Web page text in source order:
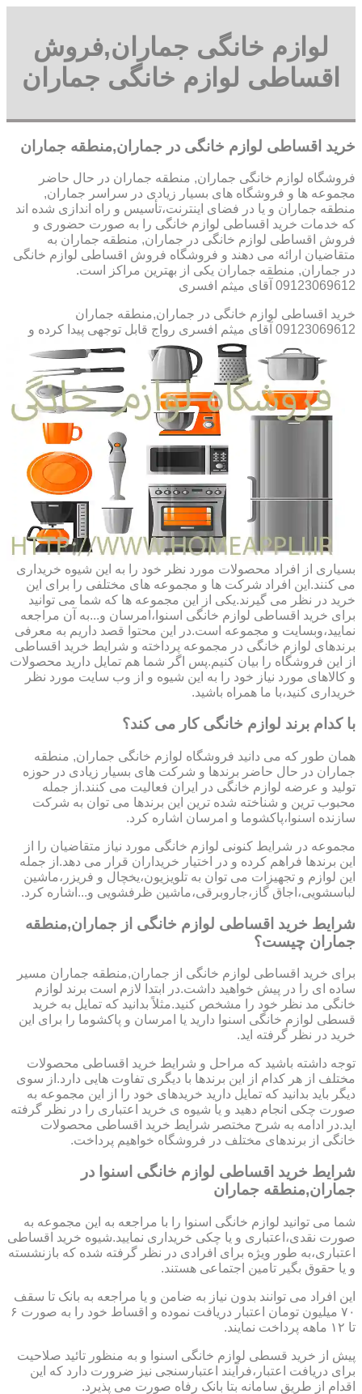
لوازم خانگی جماران,فروش
اقساطی لوازم خانگی جماران
خرید اقساطی لوازم خانگی در جماران,منطقه جماران
فروشگاه لوازم خانگی جماران, منطقه جماران در حال حاضر
مجموعه ها و فروشگاه های بسیار زیادی در سراسر جماران,
منطقه جماران و یا در فضای اینترنت،تأسیس و راه اندازی شده اند
که خدمات خرید اقساطی لوازم خانگی را به صورت حضوری و
فروش اقساطی لوازم خانگی در جماران, منطقه جماران به
متقاضیان ارائه می دهند و فروشگاه فروش اقساطی لوازم خانگی
در جماران, منطقه جماران یکی از بهترین مراکز است.
09123069612 آقای میثم افسری
خرید اقساطی لوازم خانگی در جماران,منطقه جماران
09123069612 آقای میثم افسری
رواج قابل توجهی پیدا کرده و
بسیاری از افراد محصولات مورد نظر خود را به این شیوه خریداری
می کنند.این افراد شرکت ها و مجموعه های مختلفی را برای این
خرید در نظر می گیرند.یکی از این مجموعه ها که شما می توانید
برای خرید اقساطی لوازم خانگی اسنوا،امرسان و...به آن مراجعه
نمایید،وبسایت و مجموعه است.در این محتوا قصد داریم به معرفی
برندهای لوازم خانگی در مجموعه پرداخته و شرایط خرید اقساطی
از این فروشگاه را بیان کنیم.پس اگر شما هم تمایل دارید محصولات
و کالاهای مورد نیاز خود را به این شیوه و از وب سایت مورد نظر
خریداری کنید،با ما همراه باشید.
با کدام برند لوازم خانگی کار می کند؟
همان طور که می دانید فروشگاه لوازم خانگی جماران, منطقه
جماران در حال حاضر برندها و شرکت های بسیار زیادی در حوزه
تولید و عرضه لوازم خانگی در ایران فعالیت می کنند.از جمله
محبوب ترین و شناخته شده ترین این برندها می توان به شرکت
سازنده اسنوا،پاکشوما و امرسان اشاره کرد.
مجموعه در شرایط کنونی لوازم خانگی مورد نیاز متقاضیان را از
این برندها فراهم کرده و در اختیار خریداران قرار می دهد.از جمله
این لوازم و تجهیزات می توان به تلویزیون،یخچال و فریزر،ماشین
لباسشویی،اجاق گاز،جاروبرقی،ماشین ظرفشویی و...اشاره کرد.
شرایط خرید اقساطی لوازم خانگی از جماران,منطقه
جماران چیست؟
برای خرید اقساطی لوازم خانگی از جماران,منطقه جماران مسیر
ساده ای را در پیش خواهید داشت.در ابتدا لازم است برند لوازم
خانگی مد نظر خود را مشخص کنید.مثلاً بدانید که تمایل به خرید
قسطی لوازم خانگی اسنوا دارید یا امرسان و پاکشوما را برای این
خرید در نظر گرفته اید.
توجه داشته باشید که مراحل و شرایط خرید اقساطی محصولات
مختلف از هر کدام از این برندها با دیگری تفاوت هایی دارد.از سوی
دیگر باید بدانید که تمایل دارید خریدهای خود را از این مجموعه به
صورت چکی انجام دهید و یا شیوه ی خرید اعتباری را در نظر گرفته
اید.در ادامه به شرح مختصر شرایط خرید اقساطی محصولات
خانگی از برندهای مختلف در فروشگاه خواهیم پرداخت.
شرایط خرید اقساطی لوازم خانگی اسنوا در
جماران,منطقه جماران
شما می توانید لوازم خانگی اسنوا را با مراجعه به این مجموعه به
صورت نقدی،اعتباری و یا چکی خریداری نمایید.شیوه خرید اقساطی
اعتباری،به طور ویژه برای افرادی در نظر گرفته شده که بازنشسته
و یا حقوق بگیر تامین اجتماعی هستند.
این افراد می توانند بدون نیاز به ضامن و یا مراجعه به بانک تا سقف
۷۰ میلیون تومان اعتبار دریافت نموده و اقساط خود را به صورت ۶
تا ۱۲ ماهه پرداخت نمایند.
پیش از خرید قسطی لوازم خانگی اسنوا و به منظور تائید صلاحیت
برای دریافت اعتبار،فرآیند اعتبارسنجی نیز ضرورت دارد که این
اقدام از طریق سامانه بتا بانک رفاه صورت می پذیرد.